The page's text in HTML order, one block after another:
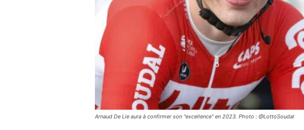
Arnaud De Lie aura à confirmer son "excellence" en 2023. Photo : @LottoSoudal